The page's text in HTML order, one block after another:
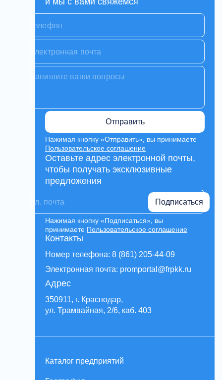
Контакты
Номер телефона: 8 (861) 205-44-09
Электронная почта: promportal@frpkk.ru
Адрес
350911, г. Краснодар,
ул. Трамвайная, 2/6, каб. 403
Отправить
Нажимая кнопку «Отправить», вы принимаете
Пользовательское соглашение
Оставьте адрес электронной почты,
чтобы получать эксклюзивные
предложения
Подписаться
Нажимая кнопку «Подписаться», вы
принимаете Пользовательское соглашение
Каталог предприятий